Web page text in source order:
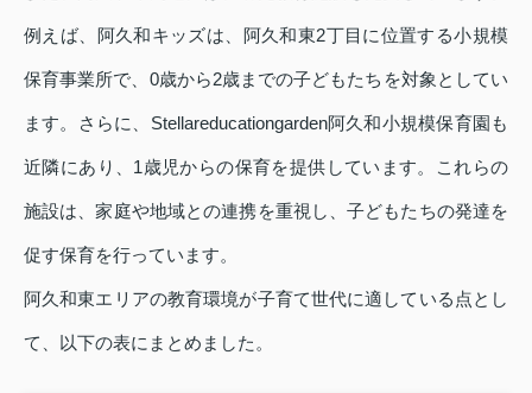
例えば、阿久和キッズは、阿久和東2丁目に位置する小規模
保育事業所で、0歳から2歳までの子どもたちを対象としてい
ます。さらに、Stellareducationgarden阿久和小規模保育園も
近隣にあり、1歳児からの保育を提供しています。これらの
施設は、家庭や地域との連携を重視し、子どもたちの発達を
促す保育を行っています。
阿久和東エリアの教育環境が子育て世代に適している点とし
て、以下の表にまとめました。